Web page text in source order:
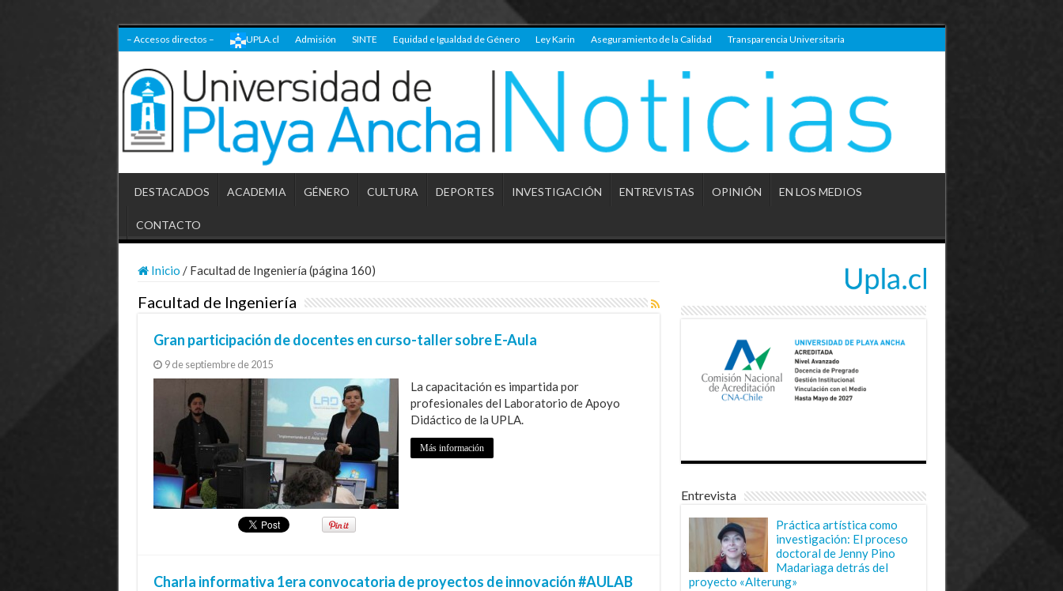
– Accesos directos – UPLA.cl Admisión SINTE Equidad e Igualdad de Género Ley Karin Aseguramiento de la Calidad Transparencia Universitaria
DESTACADOS ACADEMIA GÉNERO CULTURA DEPORTES INVESTIGACIÓN ENTREVISTAS OPINIÓN EN LOS MEDIOS
CONTACTO
Inicio / Facultad de Ingeniería (página 160)
Facultad de Ingeniería
Gran participación de docentes en curso-taller sobre E-Aula
9 de septiembre de 2015
La capacitación es impartida por
profesionales del Laboratorio de Apoyo
Didáctico de la UPLA.
Más información
Charla informativa 1era convocatoria de proyectos de innovación #AULAB
Entrevista
Práctica artística como
investigación: El proceso
doctoral de Jenny Pino
Madariaga detrás del
proyecto «Alterung»